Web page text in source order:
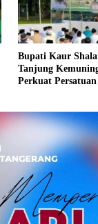
Bupati Kaur
Tanjung
Perkuat Persatuan